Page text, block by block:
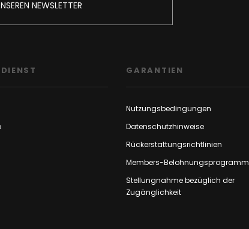
NEWSLETTER
GARANTIEN
Nutzungsbedingungen
Datenschutzhinweise
Rückerstattungsrichtlinien
Members-Belohnungsprogramm
Stellungnahme bezüglich der
Zugänglichkeit